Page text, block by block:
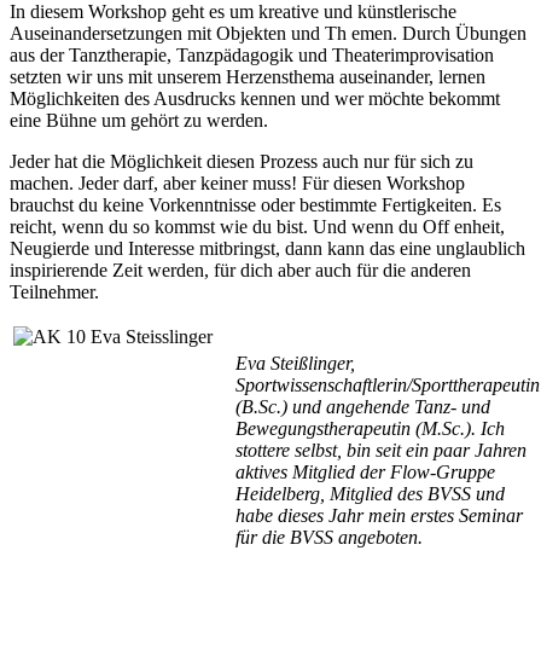
In diesem Workshop geht es um kreative und künstlerische
Auseinandersetzungen mit Objekten und Th emen. Durch Übungen
aus der Tanztherapie, Tanzpädagogik und Theaterimprovisation
setzten wir uns mit unserem Herzensthema auseinander, lernen
Möglichkeiten des Ausdrucks kennen und wer möchte bekommt
eine Bühne um gehört zu werden.
Jeder hat die Möglichkeit diesen Prozess auch nur für sich zu
machen. Jeder darf, aber keiner muss! Für diesen Workshop
brauchst du keine Vorkenntnisse oder bestimmte Fertigkeiten. Es
reicht, wenn du so kommst wie du bist. Und wenn du Off enheit,
Neugierde und Interesse mitbringst, dann kann das eine unglaublich
inspirierende Zeit werden, für dich aber auch für die anderen
Teilnehmer.
Eva Steißlinger,
Sportwissenschaftlerin/Sporttherapeutin
(B.Sc.) und angehende Tanz- und
Bewegungstherapeutin (M.Sc.). Ich
stottere selbst, bin seit ein paar Jahren
aktives Mitglied der Flow-Gruppe
Heidelberg, Mitglied des BVSS und
habe dieses Jahr mein erstes Seminar
für die BVSS angeboten.